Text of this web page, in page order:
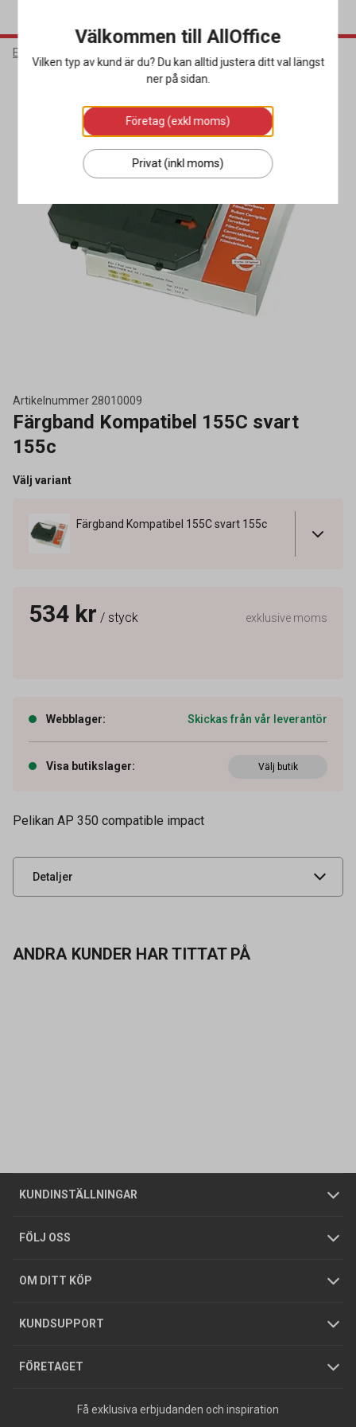
Elektronik
Artikelnummer 28010009
Färgband Kompatibel 155C svart
155c
Välj variant
Färgband Kompatibel 155C svart 155c
534 kr / styck exklusive moms
Webblager: Skickas från vår leverantör
Visa butikslager: Välj butik
Pelikan AP 350 compatible impact
Detaljer
OEM-nummer 541961
Leverantörens
UNSPSC 44103122
ANDRA KUNDER HAR TITTAT PÅ
KUNDINSTÄLLNINGAR
Företagskund / Privatkund
FÖLJ OSS
OM DITT KÖP
Allmänna försäljningsvillkor
Integritetspolicy
GDPR
KUNDSUPPORT
Butiker
Foldrar och kataloger
Köpguider
Varumärken
FÖRETAGET
Om oss
Tjänster
Hållbarhet
Jobba hos oss
Press
Få exklusiva erbjudanden och inspiration
Välkommen till AllOffice
Vilken typ av kund är du? Du kan alltid justera ditt val längst
ner på sidan.
Företag (exkl moms)
Privat (inkl moms)